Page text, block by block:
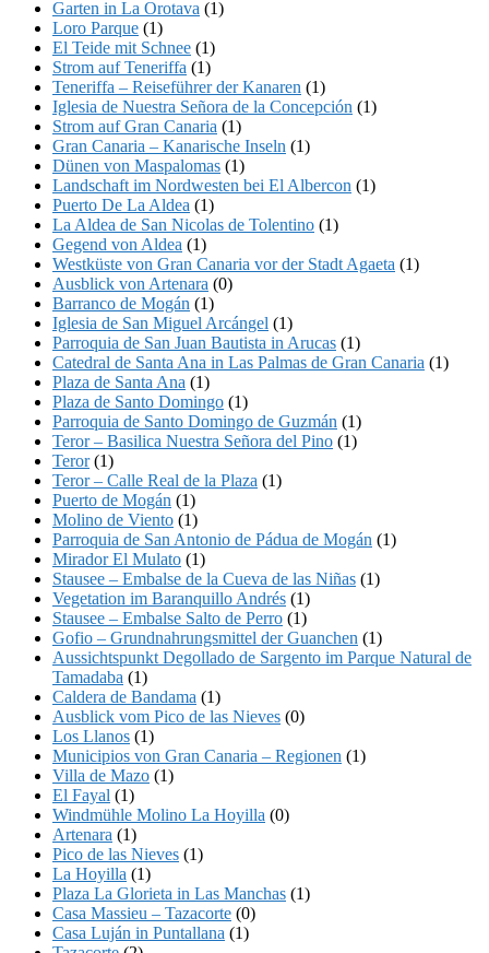
Garten in La Orotava (1)
Loro Parque (1)
El Teide mit Schnee (1)
Strom auf Teneriffa (1)
Teneriffa – Reiseführer der Kanaren (1)
Iglesia de Nuestra Señora de la Concepción (1)
Strom auf Gran Canaria (1)
Gran Canaria – Kanarische Inseln (1)
Dünen von Maspalomas (1)
Landschaft im Nordwesten bei El Albercon (1)
Puerto De La Aldea (1)
La Aldea de San Nicolas de Tolentino (1)
Gegend von Aldea (1)
Westküste von Gran Canaria vor der Stadt Agaeta (1)
Ausblick von Artenara (0)
Barranco de Mogán (1)
Iglesia de San Miguel Arcángel (1)
Parroquia de San Juan Bautista in Arucas (1)
Catedral de Santa Ana in Las Palmas de Gran Canaria (1)
Plaza de Santa Ana (1)
Plaza de Santo Domingo (1)
Parroquia de Santo Domingo de Guzmán (1)
Teror – Basilica Nuestra Señora del Pino (1)
Teror(1)
Teror – Calle Real de la Plaza (1)
Puerto de Mogán (1)
Molino de Viento (1)
Parroquia de San Antonio de Pádua de Mogán (1)
Mirador El Mulato (1)
Stausee – Embalse de la Cueva de las Niñas (1)
Vegetation im Baranquillo Andrés (1)
Stausee – Embalse Salto de Perro (1)
Gofio – Grundnahrungsmittel der Guanchen (1)
Aussichtspunkt Degollado de Sargento im Parque Natural de
Tamadaba (1)
Caldera de Bandama (1)
Ausblick vom Pico de las Nieves (0)
Los Llanos (1)
Municipios von Gran Canaria – Regionen (1)
Villa de Mazo (1)
El Fayal (1)
Windmühle Molino La Hoyilla (0)
Artenara (1)
Pico de las Nieves (1)
La Hoyilla (1)
Plaza La Glorieta in Las Manchas (1)
Casa Massieu – Tazacorte (0)
Casa Luján in Puntallana (1)